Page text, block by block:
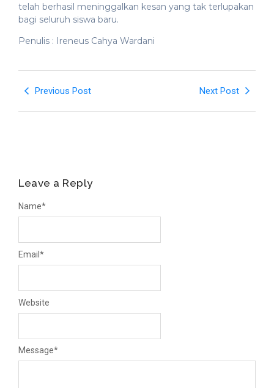
telah berhasil meninggalkan kesan yang tak terlupakan
bagi seluruh siswa baru.
Penulis : Ireneus Cahya Wardani
Previous Post Next Post
Leave a Reply
Message*
Name*
Email *
Website